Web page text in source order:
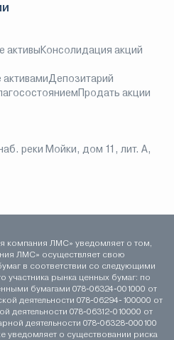
активыКонсолидация акций
Депозитарий
Продать акции
реки Мойки, дом 11, лит. А,
компания ЛМС» уведомляет о том,
ЛМС» осуществляет свою
в соответствии со следующими
участника рынка ценных бумаг: по
бумагами 078-06324-001000 от
деятельности 078-06294-100000 от
деятельности 078-06312-010000 от
деятельности 078-06328-000100
уведомляет о существовании риска